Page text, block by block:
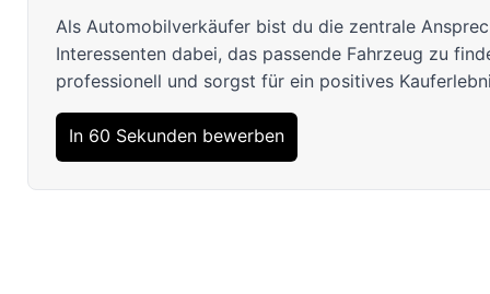
Als Automobilverkäufer bist du die zentrale
Interessenten dabei, das passende Fahrzeug zu
professionell und sorgst für ein positives
In 60 Sekunden bewerben